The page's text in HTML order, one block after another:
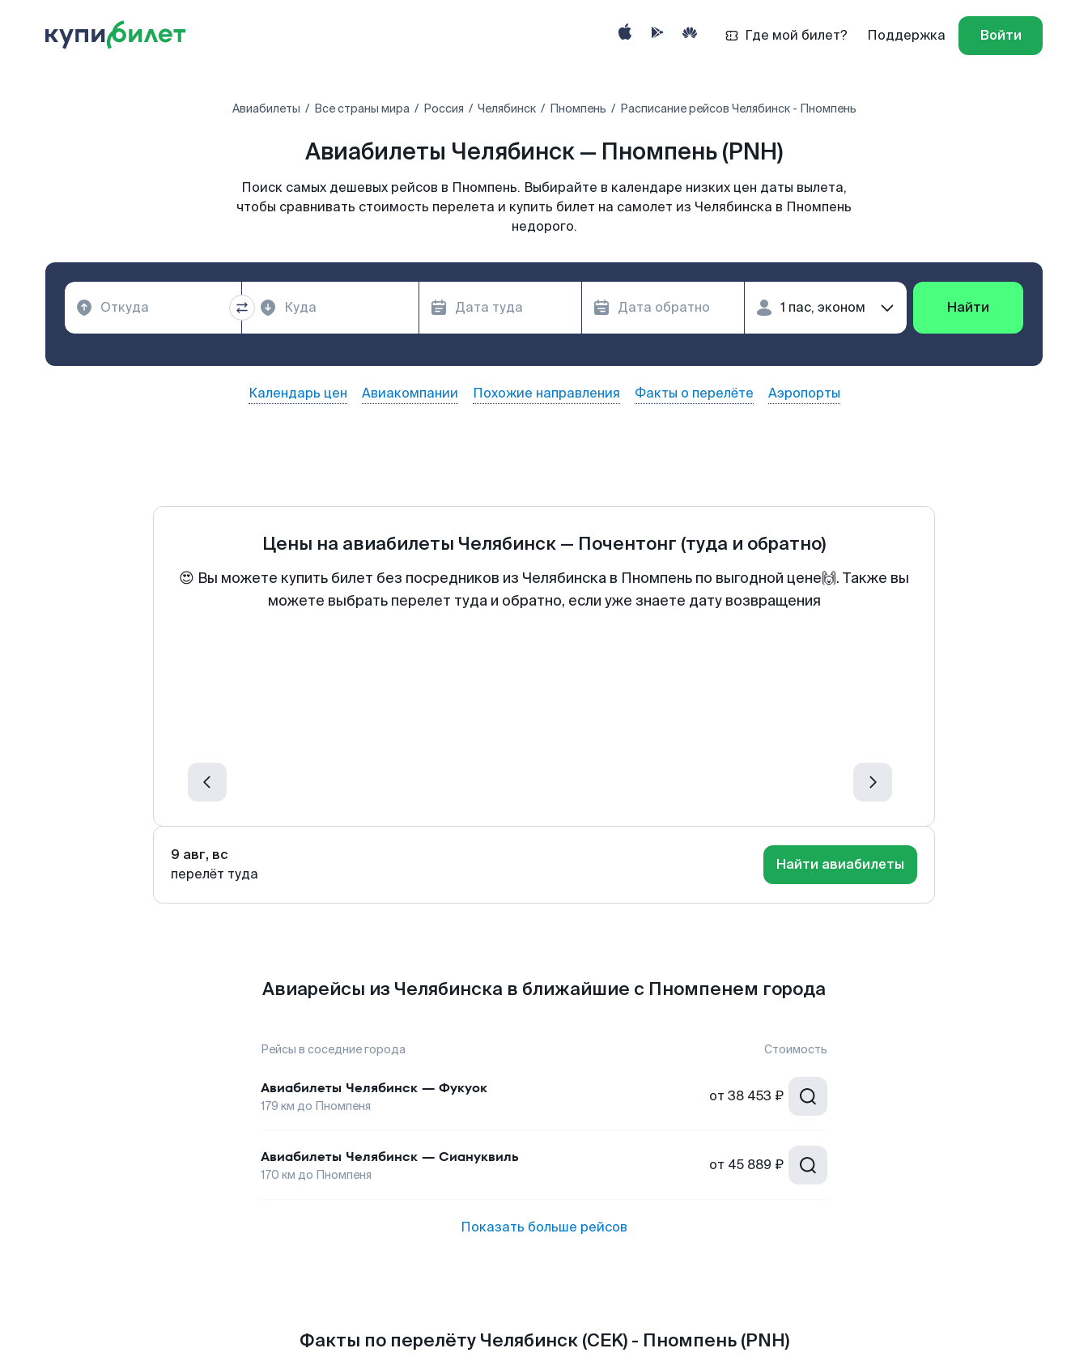
Где мой билет? Поддержка Войти
Авиабилеты Все страны мира Россия Челябинск Пномпень Расписание рейсов Челябинск - Пномпень
Авиабилеты Челябинск — Пномпень (PNH)
Поиск самых дешевых рейсов в Пномпень. Выбирайте в календаре низких цен даты вылета,
чтобы сравнивать стоимость перелета и купить билет на самолет из Челябинска в Пномпень
недорого.
Найти
Календарь цен Авиакомпании Похожие направления Факты о перелёте Аэропорты
Цены на авиабилеты Челябинск — Почентонг (туда и обратно)
😍 Вы можете купить билет без посредников из Челябинска в Пномпень по выгодной цене🙌. Также вы
можете выбрать перелет туда и обратно, если уже знаете дату возвращения
9 авг, вс
перелёт туда
Найти авиабилеты
Авиарейсы из Челябинска в ближайшие с Пномпенем города
Рейсы в соседние города Стоимость
Авиабилеты Челябинск — Фукуок
179 км до Пномпеня
от 38 453 ₽
Авиабилеты Челябинск — Сиануквиль
170 км до Пномпеня
от 45 889 ₽
Показать больше рейсов
Факты по перелёту Челябинск (CEK) - Пномпень (PNH)